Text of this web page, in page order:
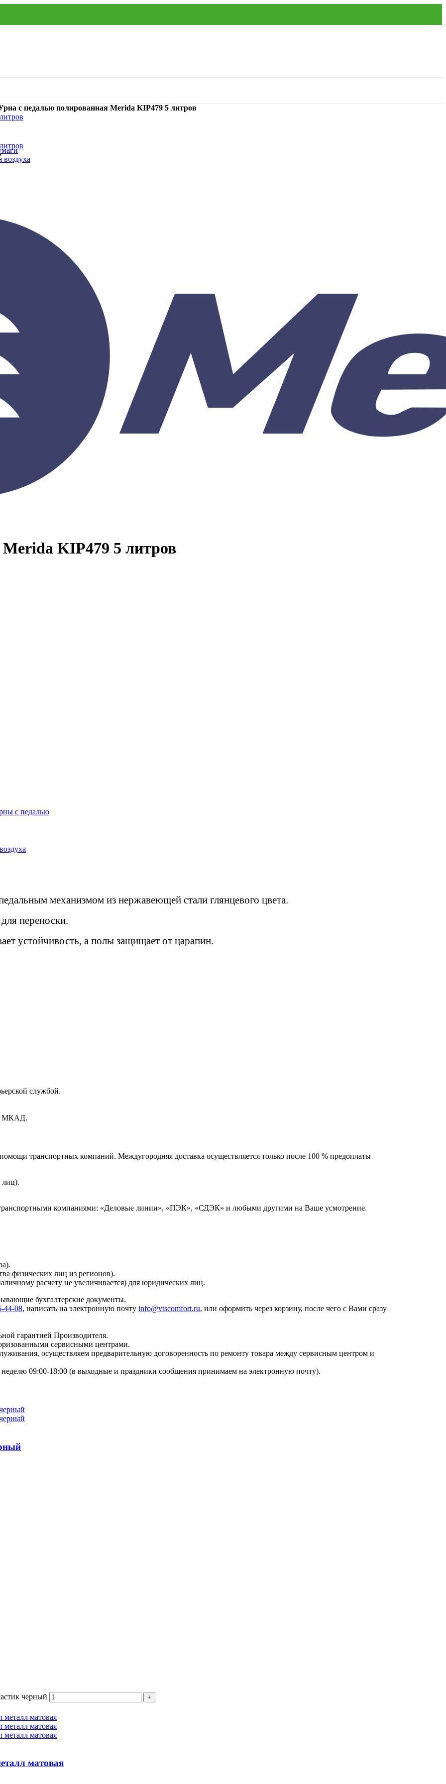
воздуха
душем
с педалью полированная Merida KIP479 5 литров
KIP479 5 литров
с педалью
механизмом из нержавеющей стали глянцевого цвета.
переноски.
устойчивость, а полы защищает от царапин.
службой.
МКАД.
транспортных компаний. Междугородняя доставка осуществляется только после 100 % предоплаты
лиц).
компаниями: «Деловые линии», «ПЭК», «СДЭК» и любыми другими на Ваше усмотрение.
физических лиц из регионов).
расчету не увеличивается) для юридических лиц.
бухгалтерские документы.
44-08, написать на электронную почту info@vtscomfort.ru, или оформить через корзину, после чего с Вами сразу
гарантией Производителя.
сервисными центрами.
осуществляем предварительную договоренность по ремонту товара между сервисным центром и
09:00-18:00 (в выходные и праздники сообщения принимаем на электронную почту).
черный
матовая